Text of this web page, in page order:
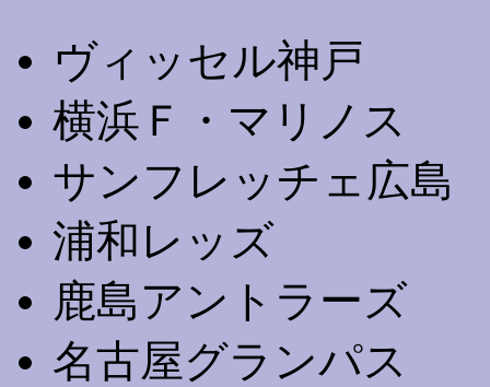
ヴィッセル神戸
横浜Ｆ・マリノス
サンフレッチェ広島
浦和レッズ
鹿島アントラーズ
名古屋グランパス